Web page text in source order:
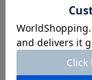
アプリダ
カタログ